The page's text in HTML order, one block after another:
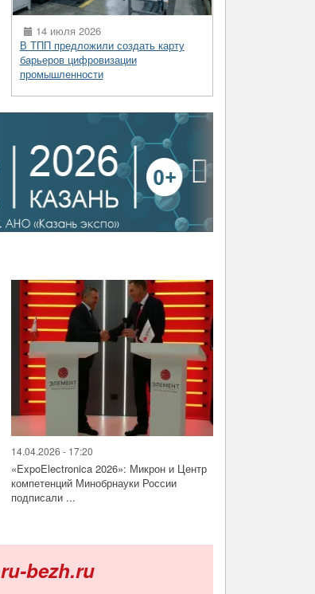
14 июля 2026
В ТПП предложили создать карту
барьеров цифровизации
промышленности
›
14.04.2026 - 17:20
«ExpoElectronica 2026»: Микрон и Центр
компетенций Минобрнауки России
подписали ...
ru-bezh.ru